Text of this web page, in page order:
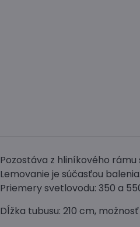
Pozostáva z hliníkového
Lemovanie je súčasťou balenia.
Priemery svetlovodu: 350 a
Dĺžka tubusu: 210 cm,